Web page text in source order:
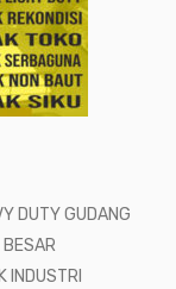
DUTY GUDANG
BESAR
INDUSTRI